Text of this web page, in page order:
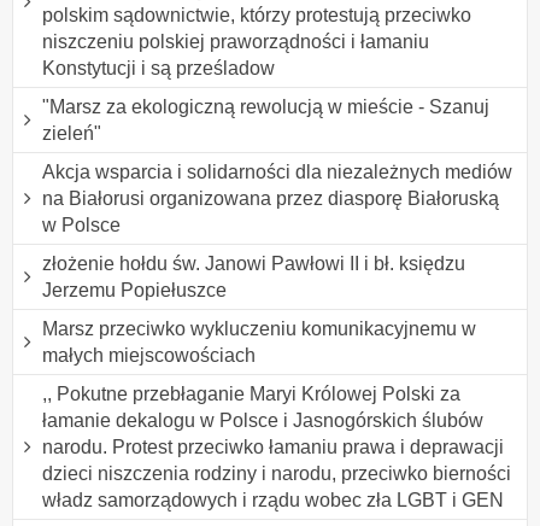
polskim sądownictwie, którzy protestują przeciwko
niszczeniu polskiej praworządności i łamaniu
Konstytucji i są prześladow
"Marsz za ekologiczną rewolucją w mieście - Szanuj
zieleń"
Akcja wsparcia i solidarności dla niezależnych mediów
na Białorusi organizowana przez diasporę Białoruską
w Polsce
złożenie hołdu św. Janowi Pawłowi II i bł. księdzu
Jerzemu Popiełuszce
Marsz przeciwko wykluczeniu komunikacyjnemu w
małych miejscowościach
,, Pokutne przebłaganie Maryi Królowej Polski za
łamanie dekalogu w Polsce i Jasnogórskich ślubów
narodu. Protest przeciwko łamaniu prawa i deprawacji
dzieci niszczenia rodziny i narodu, przeciwko bierności
władz samorządowych i rządu wobec zła LGBT i GEN